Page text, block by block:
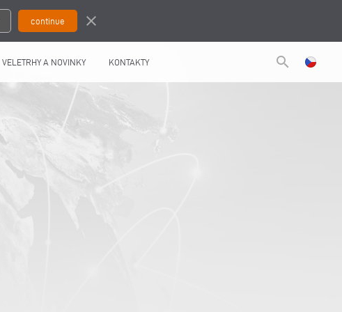
close
VELETRHY A NOVINKY KONTAKTY search